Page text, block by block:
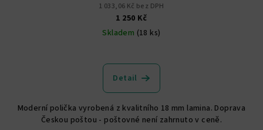
1 033,06 Kč bez DPH
1 250 Kč
Skladem (18 ks)
Detail
Moderní polička vyrobená z kvalitního 18 mm lamina. Doprava
Českou poštou - poštovné není zahrnuto v ceně.